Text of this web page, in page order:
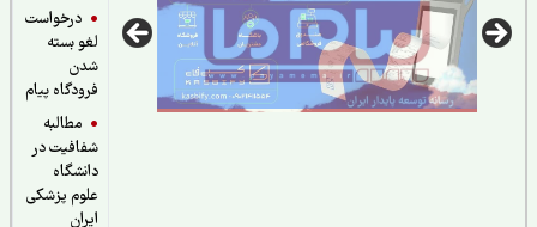
درخواست
لغو بسته
فرودگاه پیام
مطالبه
شفافیت در
دانشگاه
علوم پزشکی